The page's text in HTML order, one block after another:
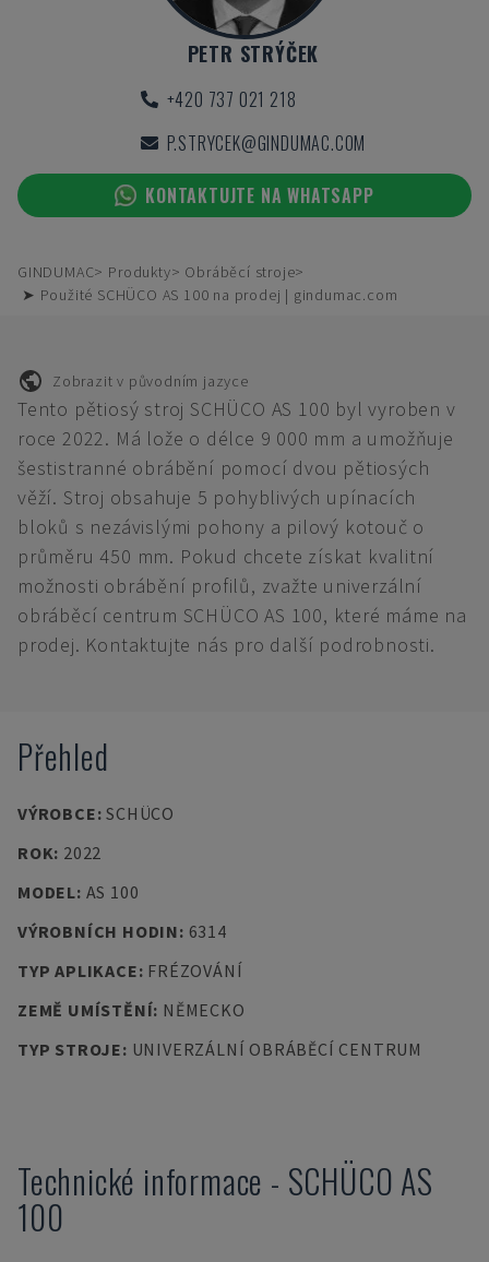
PETR STRÝČEK
+420 737 021 218
P.STRYCEK@GINDUMAC.COM
KONTAKTUJTE NA WHATSAPP
GINDUMAC Produkty
Obráběcí stroje
➤ Použité SCHÜCO AS 100 na prodej | gindumac.com
Zobrazit v původním jazyce
Tento pětiosý stroj SCHÜCO AS 100 byl vyroben v
roce 2022. Má lože o délce 9 000 mm a umožňuje
šestistranné obrábění pomocí dvou pětiosých
věží. Stroj obsahuje 5 pohyblivých upínacích
bloků s nezávislými pohony a pilový kotouč o
průměru 450 mm. Pokud chcete získat kvalitní
možnosti obrábění profilů, zvažte univerzální
obráběcí centrum SCHÜCO AS 100, které máme na
prodej. Kontaktujte nás pro další podrobnosti.
Přehled
VÝROBCE:SCHÜCO
ROK: 2022
MODEL: AS 100
VÝROBNÍCH HODIN: 6314
TYP APLIKACE: FRÉZOVÁNÍ
ZEMĚ UMÍSTĚNÍ: NĚMECKO
TYP STROJE: UNIVERZÁLNÍ OBRÁBĚCÍ CENTRUM
Technické informace - SCHÜCO AS
100